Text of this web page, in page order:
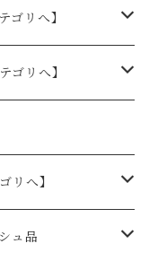
ゴリへ】
ゴリへ】
リへ】
ュ品